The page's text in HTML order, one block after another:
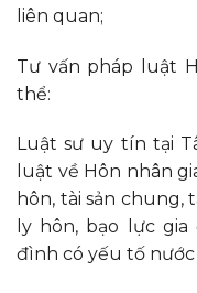
liên quan;
Tư vấn pháp luật
thể:
Luật sư uy tín tại
luật về Hôn nhân
hôn, tài sản chung,
ly hôn, bạo lực
đình có yếu tố nước